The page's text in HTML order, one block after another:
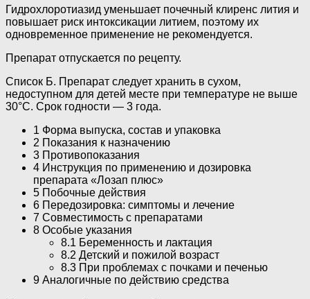
Гидрохлоротиазид уменьшает почечный клиренс лития и
повышает риск интоксикации литием, поэтому их
одновременное применение не рекомендуется.
Препарат отпускается по рецепту.
Список Б. Препарат следует хранить в сухом,
недоступном для детей месте при температуре не выше
30°C. Срок годности — 3 года.
1 Форма выпуска, состав и упаковка
2 Показания к назначению
3 Противопоказания
4 Инструкция по применению и дозировка
препарата «Лозап плюс»
5 Побочные действия
6 Передозировка: симптомы и лечение
7 Совместимость с препаратами
8 Особые указания
8.1 Беременность и лактация
8.2 Детский и пожилой возраст
8.3 При проблемах с почками и печенью
9 Аналогичные по действию средства